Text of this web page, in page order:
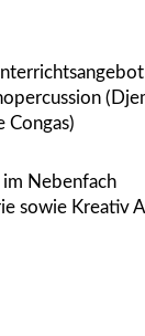
Congas)
Nebenfach
sowie Kreativ